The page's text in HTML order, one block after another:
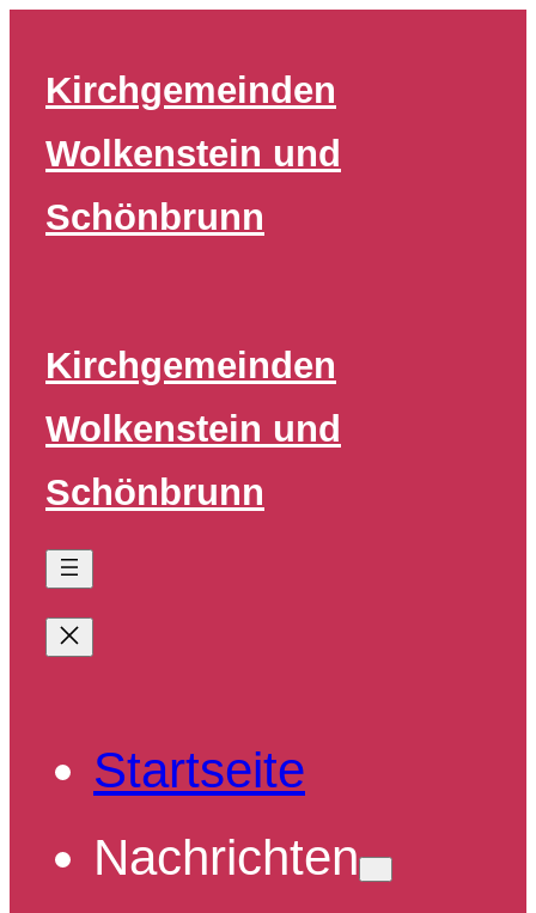
springen
Kirchgemeinden
Wolkenstein und
Schönbrunn
Kirchgemeinden
Wolkenstein und
Schönbrunn
Startseite
Nachrichten